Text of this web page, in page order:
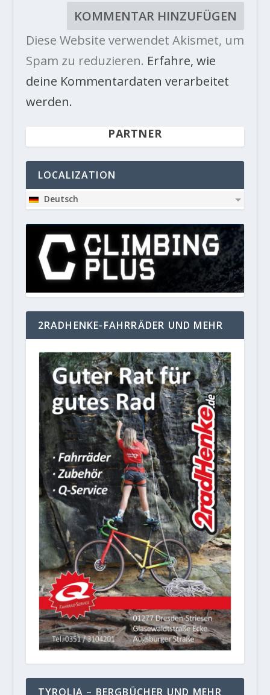
Diese Website verwendet Akismet, um
Spam zu reduzieren. Erfahre, wie
deine Kommentardaten verarbeitet
werden.
PARTNER
LOCALIZATION
Deutsch
2RADHENKE-FAHRRÄDER UND MEHR
TYROLIA – BERGBÜCHER UND MEHR